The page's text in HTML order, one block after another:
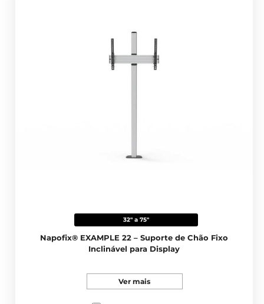
32" a 75"
Napofix® EXAMPLE 22 – Suporte de Chão Fixo
Inclinável para Display
Ver mais